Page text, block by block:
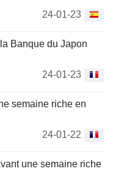
24-01-23
Banque du Japon
24-01-23
semaine riche en
24-01-22
une semaine riche